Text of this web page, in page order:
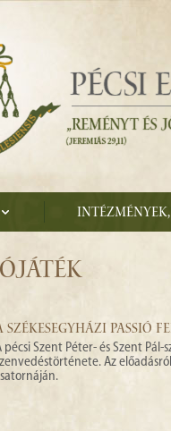
SZÉKESEGYHÁZI PASSIÓ
pécsi Szent Péter- és Szent
Az